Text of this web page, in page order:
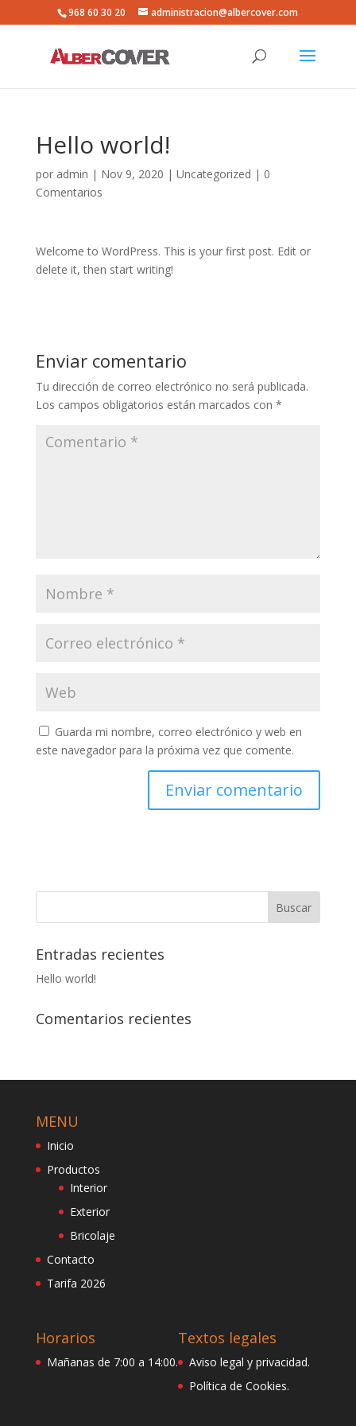
968 60 30 20 administracion@albercover.com
Hello world!
por admin | Nov 9, 2020 | Uncategorized | 0
Comentarios
Welcome to WordPress. This is your first post. Edit or
delete it, then start writing!
Enviar comentario
Tu dirección de correo electrónico no será publicada.
Los campos obligatorios están marcados con *
Guarda mi nombre, correo electrónico y web en
este navegador para la próxima vez que comente.
Entradas recientes
Hello world!
Comentarios recientes
MENU
Inicio
Productos
Interior
Exterior
Bricolaje
Contacto
Tarifa 2026
Horarios
Mañanas de 7:00 a 14:00.
Textos legales
Aviso legal y privacidad.
Política de Cookies.